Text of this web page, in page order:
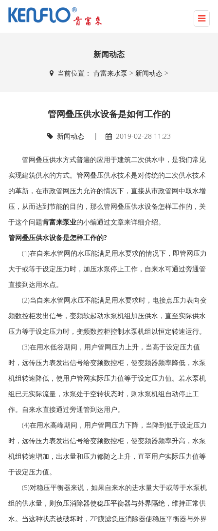
新闻动态
当前位置： 肯富来水泵 > 新闻动态>
管网叠压供水设备是如何工作的
新闻动态| 2019-02-28 11:23
管网叠压供水方式普遍的应用于建筑二次供水中，是我们常见
实现建筑供水的方式。管网叠压供水技术是对传统的二次供水技术
的革新，在市政管网压力允许的情况下，直接从市政管网中取水增
压，从而达到节能的目的，那么管网叠压供水设备怎样工作的，关
于这个问题肯富来泵业的小编通过文章来详细介绍。
管网叠压供水设备是怎样工作的?
(1)在自来水管网的水压能满足用水要求的情况下，即管网压力
大于或等于设定压力时，加压水泵停止工作，自来水可通过旁通管
直接到达用水点。
(2)当自来水管网水压不能满足用水要求时，电接点压力表向变
频数控柜发出信号，变频软起动水泵机组加压供水，直至实际供水
压力等于设定压力时，变频数控柜控制水泵机组以恒定转速运行。
(3)在用水低谷期间，用户管网压力上升，当高于设定压力值
时，远传压力表发出信号给变频数控柜，使变频器频率降低，水泵
机组转速降低，使用户管网实际压力值等于设定压力值。若水泵机
组已无实际流量，水泵处于空转状态时，则水泵机组自动停止工
作。自来水直接通过旁通管到达用户。
(4)在用水高峰期间，用户管网压力下降，当降到低于设定压力
时，远传压力表发出信号给变频数控柜，使变频器频率升高，水泵
机组转速增加，出水量和压力都随之上升，直至用户实际压力值等
于设定压力值。
(5)对稳压平衡器来说，如果自来水的进水量大于或等于水泵机
组的供水量，则负压消除器使稳压平衡器与外界隔绝，维持正常供
水。当这种状态被破坏时，ZP膜滤负压消除器使稳压平衡器与外界